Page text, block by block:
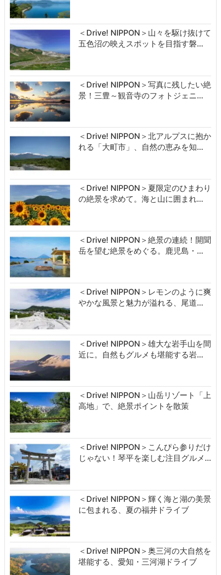
＜Drive! NIPPON＞山々を駆け抜けて
五色沼の映えスポットを目指す磐…
＜Drive! NIPPON＞写真に残したい絶
景！三豊～観音寺のフォトジェニ…
＜Drive! NIPPON＞北アルプスに抱か
れる「大町市」、自然の恵みを知…
＜Drive! NIPPON＞夏限定のひまわり
の絶景を求めて。海と山に囲まれ…
＜Drive! NIPPON＞絶景の連続！開聞
岳を望む絶景をめぐる。鹿児島・…
＜Drive! NIPPON＞レモンのように爽
やかな風景と魅力が溢れる、尾道…
＜Drive! NIPPON＞雄大な岩手山を間
近に。自然もグルメも堪能する岩…
＜Drive! NIPPON＞山岳リゾート「上
高地」で、絶景ポイントを散策
＜Drive! NIPPON＞こんぴら参りだけ
じゃない！琴平を楽しむ注目グルメ…
＜Drive! NIPPON＞輝く海と湖の美景
に包まれる、夏の福井ドライブ
＜Drive! NIPPON＞奥三河の大自然を
堪能する、愛知・三河湖ドライブ